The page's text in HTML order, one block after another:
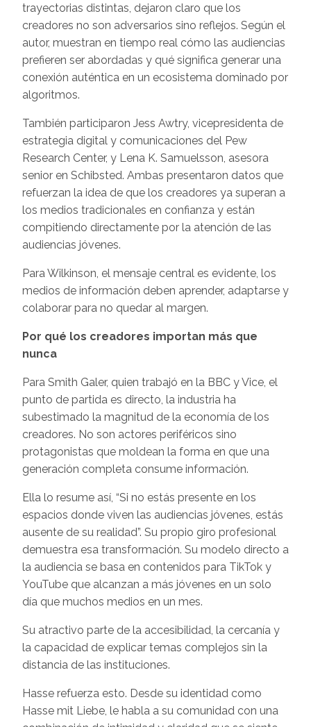
trayectorias distintas, dejaron claro que los
creadores no son adversarios sino reflejos. Según el
autor, muestran en tiempo real cómo las audiencias
prefieren ser abordadas y qué significa generar una
conexión auténtica en un ecosistema dominado por
algoritmos.
También participaron Jess Awtry, vicepresidenta de
estrategia digital y comunicaciones del Pew
Research Center, y Lena K. Samuelsson, asesora
senior en Schibsted. Ambas presentaron datos que
refuerzan la idea de que los creadores ya superan a
los medios tradicionales en confianza y están
compitiendo directamente por la atención de las
audiencias jóvenes.
Para Wilkinson, el mensaje central es evidente, los
medios de información deben aprender, adaptarse y
colaborar para no quedar al margen.
Por qué los creadores importan más que
nunca
Para Smith Galer, quien trabajó en la BBC y Vice, el
punto de partida es directo, la industria ha
subestimado la magnitud de la economía de los
creadores. No son actores periféricos sino
protagonistas que moldean la forma en que una
generación completa consume información.
Ella lo resume así, “Si no estás presente en los
espacios donde viven las audiencias jóvenes, estás
ausente de su realidad”. Su propio giro profesional
demuestra esa transformación. Su modelo directo a
la audiencia se basa en contenidos para TikTok y
YouTube que alcanzan a más jóvenes en un solo
día que muchos medios en un mes.
Su atractivo parte de la accesibilidad, la cercanía y
la capacidad de explicar temas complejos sin la
distancia de las instituciones.
Hasse refuerza esto. Desde su identidad como
Hasse mit Liebe, le habla a su comunidad con una